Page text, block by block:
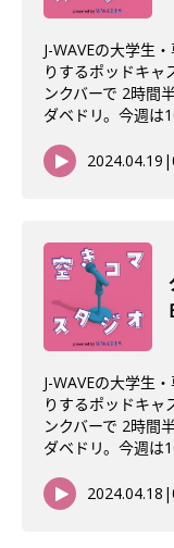
J-WAVEの大学生
りするポッドキャ
ンクバーで 2時間
ダベドリ。今週は
2024.04.19 |
J-WAVEの大学生
りするポッドキャ
ンクバーで 2時間
ダベドリ。今週は
2024.04.18 |